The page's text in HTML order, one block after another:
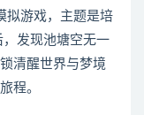
拟游戏，主题是培
发现池塘空无一
清醒世界与梦境
程。